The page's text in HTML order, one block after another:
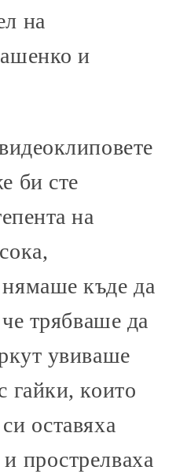
на
и
би сте
на
къде да
че трябваше да
увиваше
гайки, които
оставяха
прострелваха